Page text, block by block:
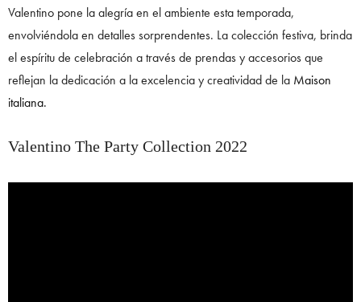
Valentino pone la alegría en el ambiente esta temporada,
envolviéndola en detalles sorprendentes. La colección festiva, brinda
el espíritu de celebración a través de prendas y accesorios que
reflejan la dedicación a la excelencia y creatividad de la Maison
italiana.
Valentino The Party Collection 2022